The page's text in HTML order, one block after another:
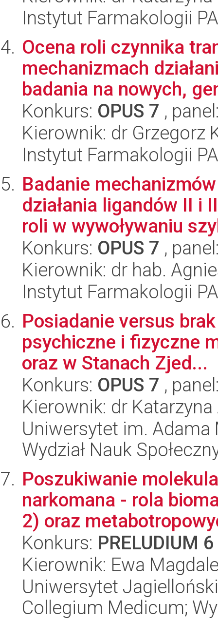
Instytut Farmakologii
Ocena roli czynnika
mechanizmach
badania na nowych,
Konkurs: OPUS 7 ,
Kierownik: dr Grzegorz
Instytut Farmakologii
Badanie
działania ligandów II i
roli w wywoływaniu
Konkurs: OPUS 7 ,
Kierownik: dr hab.
Instytut Farmakologii
Posiadanie versus
psychiczne i fizyczne
oraz w Stanach Zjed...
Konkurs: OPUS 7 ,
Kierownik: dr
Uniwersytet im.
Wydział Nauk
Poszukiwanie
narkomana - rola
2) oraz
Konkurs: PRELUDIUM 6
Kierownik: Ewa
Uniwersytet
Collegium Medicum;